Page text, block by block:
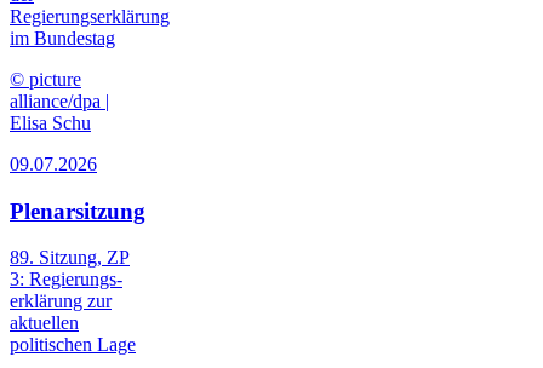
Regierungserklärung
im Bundestag
© picture
alliance/dpa |
Elisa Schu
09.07.2026
Plenarsitzung
89. Sitzung, ZP
3: Regierungs­
erklärung zur
aktuellen
politischen Lage